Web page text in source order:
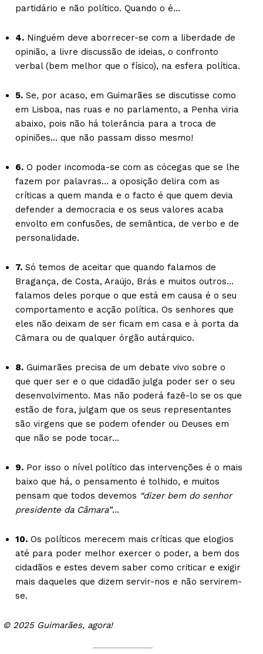
partidário e não político. Quando o é…
4. Ninguém deve aborrecer-se com a liberdade de
opinião, a livre discussão de ideias, o confronto
verbal (bem melhor que o físico), na esfera política.
5. Se, por acaso, em Guimarães se discutisse como
em Lisboa, nas ruas e no parlamento, a Penha viria
abaixo, pois não há tolerância para a troca de
opiniões… que não passam disso mesmo!
6. O poder incomoda-se com as cócegas que se lhe
fazem por palavras… a oposição delira com as
críticas a quem manda e o facto é que quem devia
defender a democracia e os seus valores acaba
envolto em confusões, de semântica, de verbo e de
personalidade.
7. Só temos de aceitar que quando falamos de
Bragança, de Costa, Araújo, Brás e muitos outros…
falamos deles porque o que está em causa é o seu
comportamento e acção política. Os senhores que
eles não deixam de ser ficam em casa e à porta da
Câmara ou de qualquer órgão autárquico.
8. Guimarães precisa de um debate vivo sobre o
que quer ser e o que cidadão julga poder ser o seu
desenvolvimento. Mas não poderá fazê-lo se os que
estão de fora, julgam que os seus representantes
são virgens que se podem ofender ou Deuses em
que não se pode tocar…
9. Por isso o nível político das intervenções é o mais
baixo que há, o pensamento é tolhido, e muitos
pensam que todos devemos “dizer bem do senhor
presidente da Câmara”…
10. Os políticos merecem mais críticas que elogios
até para poder melhor exercer o poder, a bem dos
cidadãos e estes devem saber como criticar e exigir
mais daqueles que dizem servir-nos e não servirem-
se.
© 2025 Guimarães, agora!